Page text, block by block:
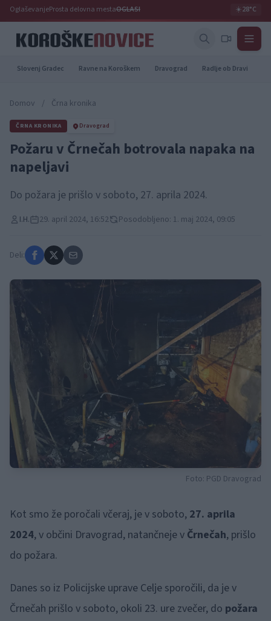
OglaševanjeProsta delovna mestaOGLASI ☀️28°C
Slovenj Gradec Ravne na Koroškem Dravograd Radlje ob Dravi
Domov / Črna kronika
ČRNA KRONIKA Dravograd
Požaru v Črnečah botrovala napaka na
napeljavi
Do požara je prišlo v soboto, 27. aprila 2024.
I.H. 29. april 2024, 16:52 Posodobljeno: 1. maj 2024, 09:05
Deli:
Foto: PGD Dravograd
Kot smo že poročali včeraj, je v soboto, 27. aprila
2024, v občini Dravograd, natančneje v Črnečah, prišlo
do požara.
Danes so iz Policijske uprave Celje sporočili, da je v
Črnečah prišlo v soboto, okoli 23. ure zvečer, do požara